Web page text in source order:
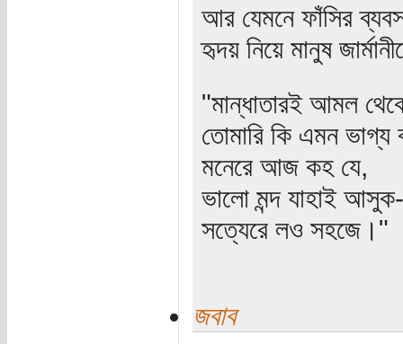
আর যেমনে ফাঁসির
হৃদয় নিয়ে মানুষ
"মান্ধাতারই আমল
তোমারি কি এমন ভাগ্য
মনেরে আজ কহ যে,
ভালো মন্দ যাহাই আসুক-
সত্যেরে লও সহজে।"
জবাব